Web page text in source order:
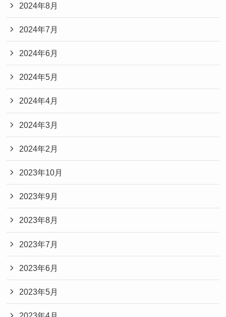
2024年8月
2024年7月
2024年6月
2024年5月
2024年4月
2024年3月
2024年2月
2023年10月
2023年9月
2023年8月
2023年7月
2023年6月
2023年5月